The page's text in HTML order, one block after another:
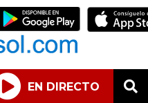
EN DIRECTO